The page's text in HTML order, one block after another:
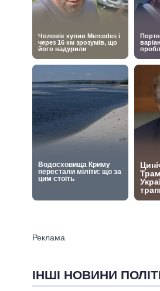
ІНШІ НОВИНИ